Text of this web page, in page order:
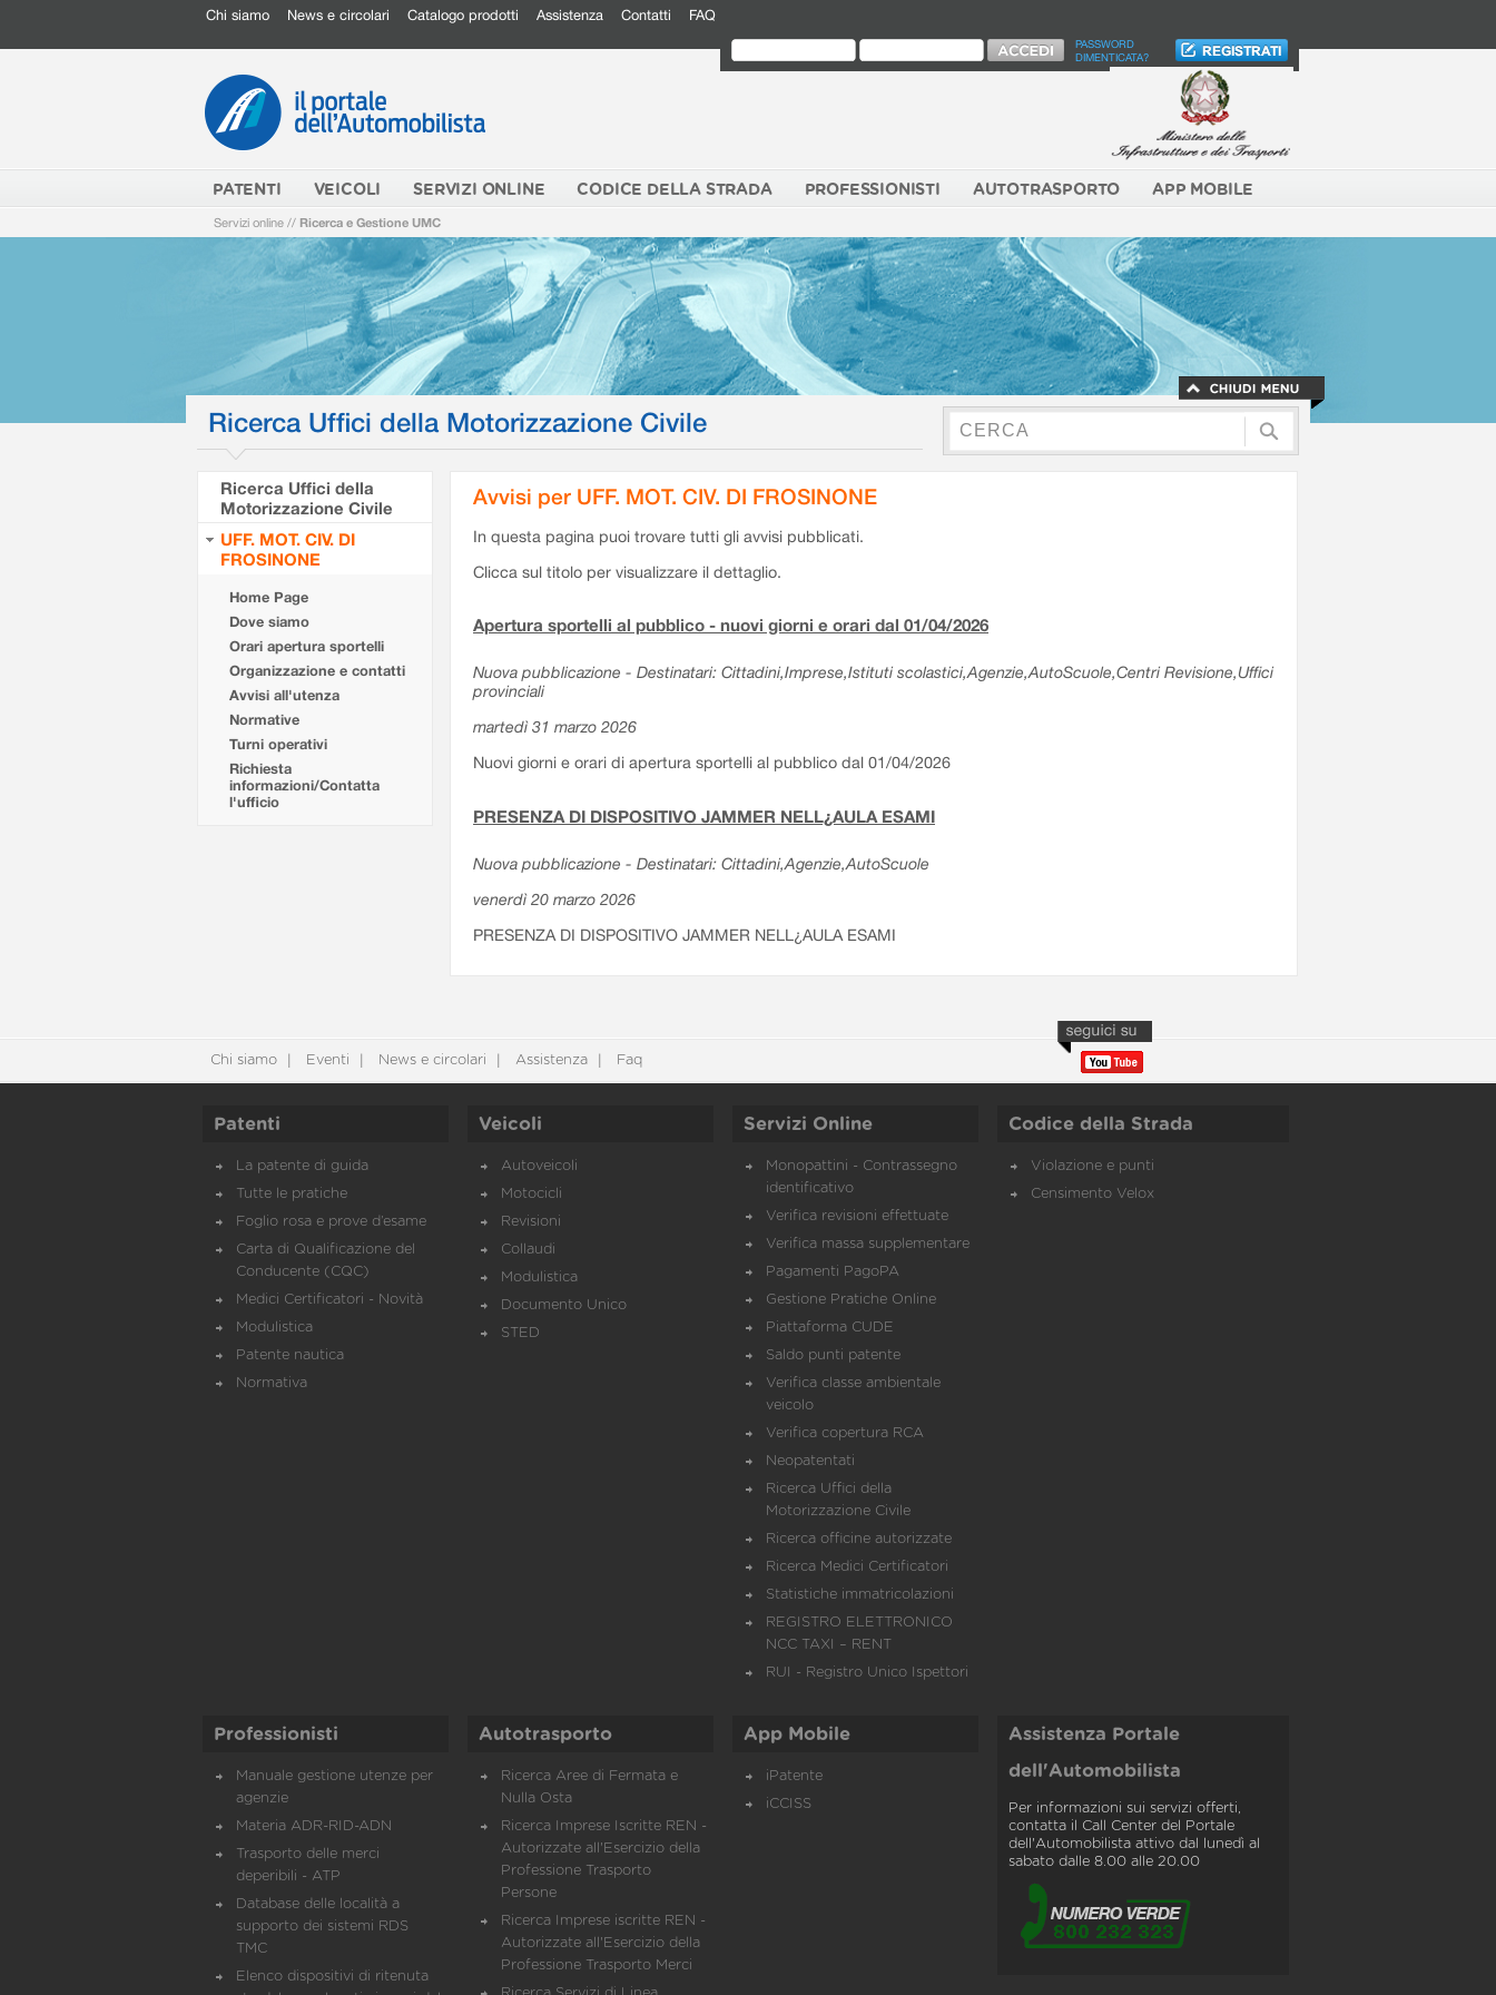
Chi siamo News e circolari Catalogo prodotti Assistenza Contatti FAQ
PASSWORD
DIMENTICATA?
PATENTI VEICOLI SERVIZI ONLINE CODICE DELLA STRADA PROFESSIONISTI AUTOTRASPORTO APP MOBILE
Servizi online // Ricerca e Gestione UMC
Ricerca Uffici della Motorizzazione Civile
Ricerca Uffici della
Motorizzazione Civile
UFF. MOT. CIV. DI
FROSINONE
Home Page
Dove siamo
Orari apertura sportelli
Organizzazione e contatti
Avvisi all'utenza
Normative
Turni operativi
Richiesta
informazioni/Contatta
l'ufficio
Avvisi per UFF. MOT. CIV. DI FROSINONE
In questa pagina puoi trovare tutti gli avvisi pubblicati.
Clicca sul titolo per visualizzare il dettaglio.
Apertura sportelli al pubblico - nuovi giorni e orari dal 01/04/2026
Nuova pubblicazione - Destinatari: Cittadini,Imprese,Istituti scolastici,Agenzie,AutoScuole,Centri Revisione,Uffici
provinciali
martedì 31 marzo 2026
Nuovi giorni e orari di apertura sportelli al pubblico dal 01/04/2026
PRESENZA DI DISPOSITIVO JAMMER NELL¿AULA ESAMI
Nuova pubblicazione - Destinatari: Cittadini,Agenzie,AutoScuole
venerdì 20 marzo 2026
PRESENZA DI DISPOSITIVO JAMMER NELL¿AULA ESAMI
Chi siamo Eventi News e circolari Assistenza Faq
Patenti
La patente di guida
Tutte le pratiche
Foglio rosa e prove d’esame
Carta di Qualificazione del
Conducente (CQC)
Medici Certificatori - Novità
Modulistica
Patente nautica
Normativa
Veicoli
Autoveicoli
Motocicli
Revisioni
Collaudi
Modulistica
Documento Unico
STED
Servizi Online
Monopattini - Contrassegno
identificativo
Verifica revisioni effettuate
Verifica massa supplementare
Pagamenti PagoPA
Gestione Pratiche Online
Piattaforma CUDE
Saldo punti patente
Verifica classe ambientale
veicolo
Verifica copertura RCA
Neopatentati
Ricerca Uffici della
Motorizzazione Civile
Ricerca officine autorizzate
Ricerca Medici Certificatori
Statistiche immatricolazioni
REGISTRO ELETTRONICO
NCC TAXI – RENT
RUI - Registro Unico Ispettori
Codice della Strada
Violazione e punti
Censimento Velox
Professionisti
Manuale gestione utenze per
agenzie
Materia ADR-RID-ADN
Trasporto delle merci
deperibili - ATP
Database delle località a
supporto dei sistemi RDS
TMC
Elenco dispositivi di ritenuta
Autotrasporto
Ricerca Aree di Fermata e
Nulla Osta
Ricerca Imprese Iscritte REN -
Autorizzate all'Esercizio della
Professione Trasporto
Persone
Ricerca Imprese iscritte REN -
Autorizzate all'Esercizio della
Professione Trasporto Merci
App Mobile
iPatente
iCCISS
Assistenza Portale
dell'Automobilista
Per informazioni sui servizi offerti,
contatta il Call Center del Portale
dell'Automobilista attivo dal lunedì al
sabato dalle 8.00 alle 20.00